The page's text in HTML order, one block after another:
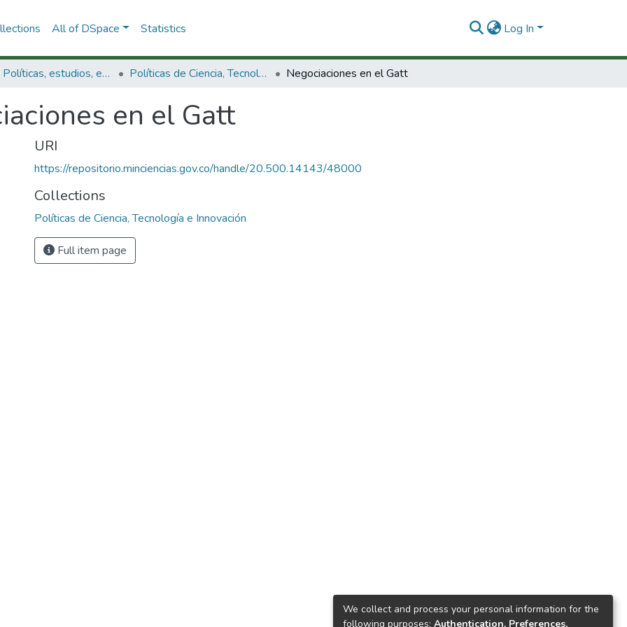
All of DSpace Statistics Log In
3.2.1. Políticas, estudios, evaluaciones e indicadores de CTeI Políticas de Ciencia, Tecnología e Innovación Negociaciones en el Gatt
en el Gatt
URI
https://repositorio.minciencias.gov.co/handle/20.500.14143/48000
Collections
Políticas de Ciencia, Tecnología e Innovación
Full item page
We collect and process your personal information for the
following purposes: Authentication, Preferences,